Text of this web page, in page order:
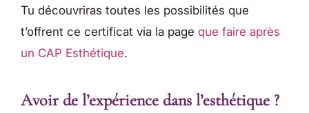
Tu découvriras toutes les possibilités que
t’offrent ce certificat via la page que faire après
un CAP Esthétique.
Avoir de l’expérience dans l’esthétique ?